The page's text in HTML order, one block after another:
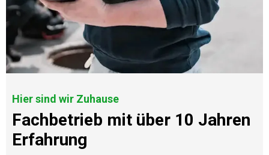
Hier sind wir Zuhause
Fachbetrieb mit über 10 Jahren
Erfahrung